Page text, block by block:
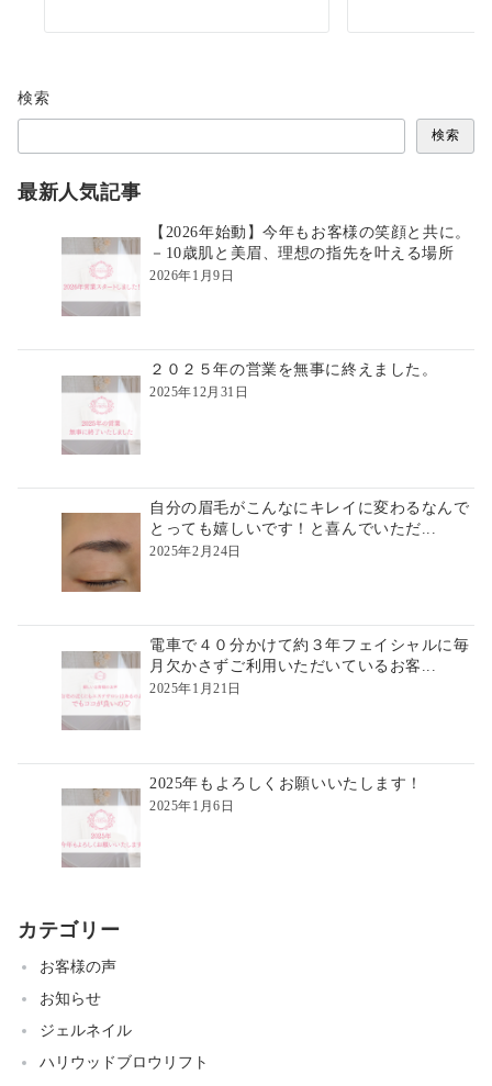
検索
検索
最新人気記事
【2026年始動】今年もお客様の笑顔と共に。
－10歳肌と美眉、理想の指先を叶える場所
2026年1月9日
２０２５年の営業を無事に終えました。
2025年12月31日
自分の眉毛がこんなにキレイに変わるなんで
とっても嬉しいです！と喜んでいただ...
2025年2月24日
電車で４０分かけて約３年フェイシャルに毎
月欠かさずご利用いただいているお客...
2025年1月21日
2025年もよろしくお願いいたします！
2025年1月6日
カテゴリー
お客様の声
お知らせ
ジェルネイル
ハリウッドブロウリフト